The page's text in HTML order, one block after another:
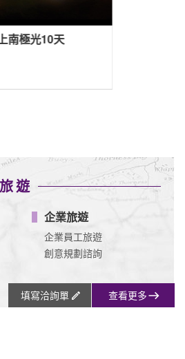
遊
企業旅遊
企業員工旅遊
創意規劃諮詢
填寫洽詢單 查看更多